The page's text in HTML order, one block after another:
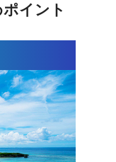
イント